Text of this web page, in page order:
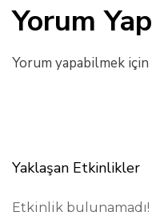
Yorum Yap
Yorum yapabilmek için
Yaklaşan Etkinlikler
Etkinlik bulunamadı!